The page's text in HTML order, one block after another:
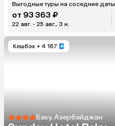
Выгодные туры на соседние даты
от 93 363 ₽
22 авг. - 25 авг., 3 н.
Кешбэк + 4 167
Баку, Азербайджан